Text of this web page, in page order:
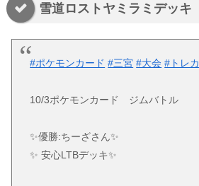
雪道ロストヤミラミデッキ
#ポケモンカード #三宮 #大会 #トレカ
10/3ポケモンカード ジムバトル
✨優勝:ちーざさん✨
✨ 安心LTBデッキ✨